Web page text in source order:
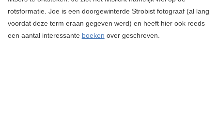
rotsformatie. Joe is een doorgewinterde Strobist fotograaf (al lang
voordat deze term eraan gegeven werd) en heeft hier ook reeds
een aantal interessante boeken over geschreven.